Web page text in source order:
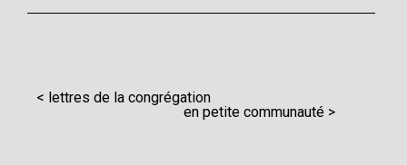
< lettres de la congrégation
en petite communauté >